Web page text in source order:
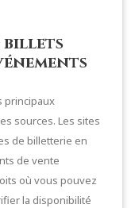
billets
principaux
sources. Les sites
de billetterie en
de vente
où vous pouvez
la disponibilité